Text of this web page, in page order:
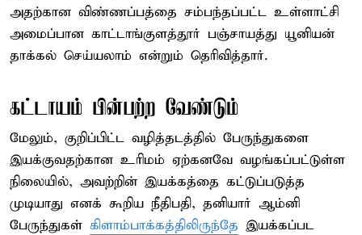
அதற்கான விண்ணப்பத்தை சம்பந்தப்பட்ட உள்ளாட்சி
அமைப்பான காட்டாங்குளத்தூர் பஞ்சாயத்து யூனியன்
தாக்கல் செய்யலாம் என்றும் தெரிவித்தார்.
கட்டாயம் பின்பற்ற வேண்டும்
மேலும், குறிப்பிட்ட வழித்தடத்தில் பேருந்துகளை
இயக்குவதற்கான உரிமம் ஏற்கனவே வழங்கப்பட்டுள்ள
நிலையில், அவற்றின் இயக்கத்தை கட்டுப்படுத்த
முடியாது எனக் கூறிய நீதிபதி, தனியார் ஆம்னி
பேருந்துகள் கிளாம்பாக்கத்திலிருந்தே இயக்கப்பட